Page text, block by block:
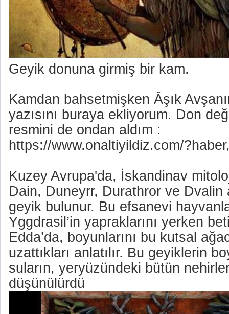
Geyik donuna girmiş bir kam.
Kamdan bahsetmişken Âşık
yazısını buraya ekliyorum. Don
resmini de ondan aldım :
https://www.onaltiyildiz.com/
Kuzey Avrupa'da, İskandinav
Dain, Duneyrr, Durathror ve Dvalin
geyik bulunur. Bu efsanevi
Yggdrasil’in yapraklarını yerken
Edda’da, boyunlarını bu kutsal
uzattıkları anlatılır. Bu geyiklerin
suların, yeryüzündeki bütün
düşünülürdü